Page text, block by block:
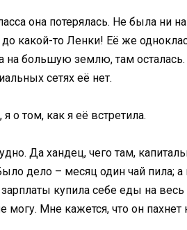
она потерялась. Не была
какой-то Ленки! Её же
на большую землю, там
сетях её нет.
о том, как я её встретила.
Да хандец, чего там,
дело – месяц один чай пила;
купила себе еды на
могу. Мне кажется, что он пахнет